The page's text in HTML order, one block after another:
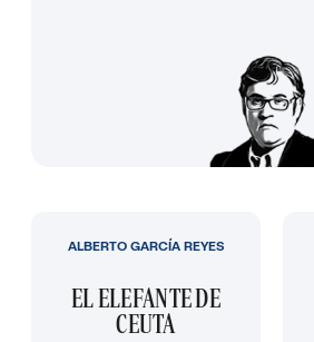
EL ELEFANTE DE
CEUTA
ALBERTO GARCÍA REYES